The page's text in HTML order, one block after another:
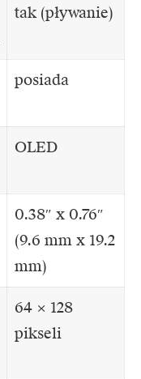
tak (pływanie)
posiada
OLED
0.38″ x 0.76″
(9.6 mm x 19.2
mm)
64 × 128
pikseli